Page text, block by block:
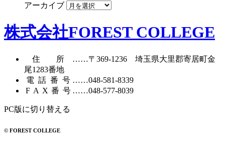
アーカイブ
株式会社FOREST COLLEGE
住所……〒369-1236 埼玉県大里郡寄居町 金
尾1283番地
電話番号……048-581-8339
FAX番号……048-577-8039
PC版に切り替える
© FOREST COLLEGE